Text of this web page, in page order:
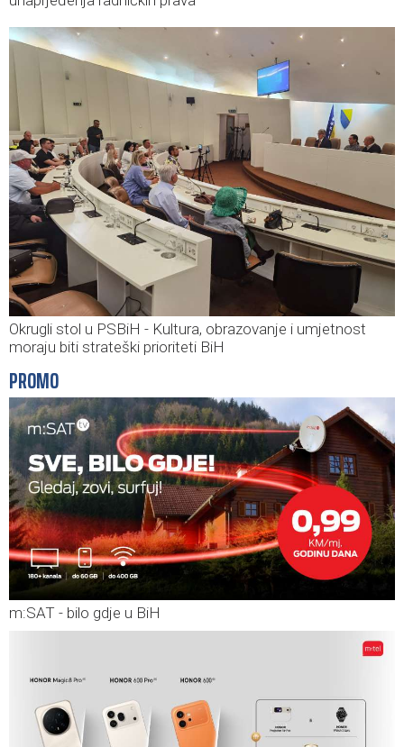
Okrugli stol u PSBiH - Kultura, obrazovanje i umjetnost
moraju biti strateški prioriteti BiH
PROMO
m:SAT - bilo gdje u BiH